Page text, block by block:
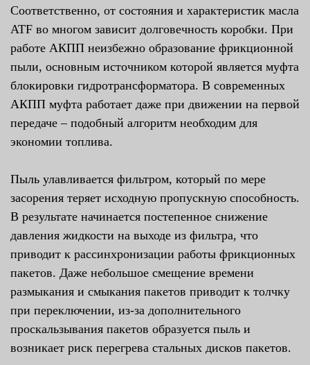
Соответственно, от состояния и характеристик масла
ATF во многом зависит долговечность коробки. При
работе АКПП неизбежно образование фрикционной
пыли, основным источником которой является муфта
блокировки гидротрансформатора. В современных
АКПП муфта работает даже при движении на первой
передаче – подобный алгоритм необходим для
экономии топлива.
Пыль улавливается фильтром, который по мере
засорения теряет исходную пропускную способность.
В результате начинается постепенное снижение
давления жидкости на выходе из фильтра, что
приводит к рассинхронизации работы фрикционных
пакетов. Даже небольшое смещение времени
размыкания и смыкания пакетов приводит к толчку
при переключении, из-за дополнительного
проскальзывания пакетов образуется пыль и
возникает риск перегрева стальных дисков пакетов.